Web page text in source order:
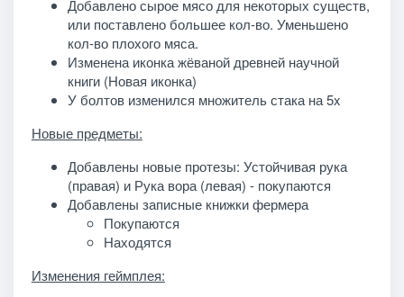
Добавлено сырое мясо для некоторых существ,
или поставлено большее кол-во. Уменьшено
кол-во плохого мяса.
Изменена иконка жёваной древней научной
книги (Новая иконка)
У болтов изменился множитель стака на 5x
Новые предметы:
Добавлены новые протезы: Устойчивая рука
(правая) и Рука вора (левая) - покупаются
Добавлены записные книжки фермера
Покупаются
Находятся
Изменения геймплея: